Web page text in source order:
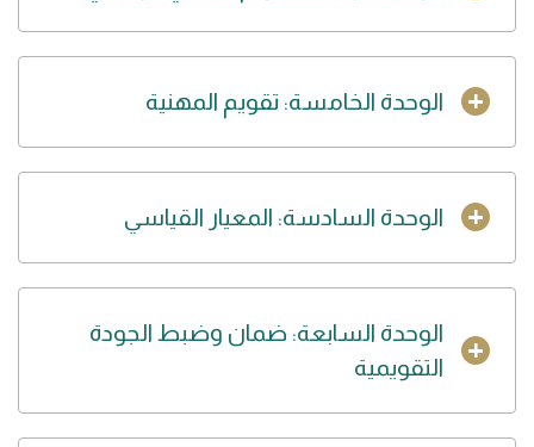
الوحدة الخامسة: تقويم المهنية
الوحدة السادسة: المعيار القياسي
الوحدة السابعة: ضمان وضبط الجودة
التقويمية